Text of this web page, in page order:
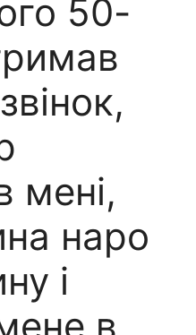
50-
мені,
наро
і
в